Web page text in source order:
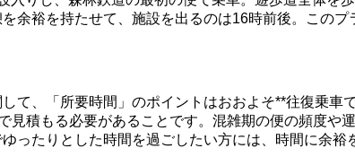
余裕を持たせて、施設を出るのは16時前後。このプ
て、「所要時間」のポイントはおおよそ**往復乗
見積もる必要があることです。混雑期の便の頻度
ったりとした時間を過ごしたい方には、時間に余